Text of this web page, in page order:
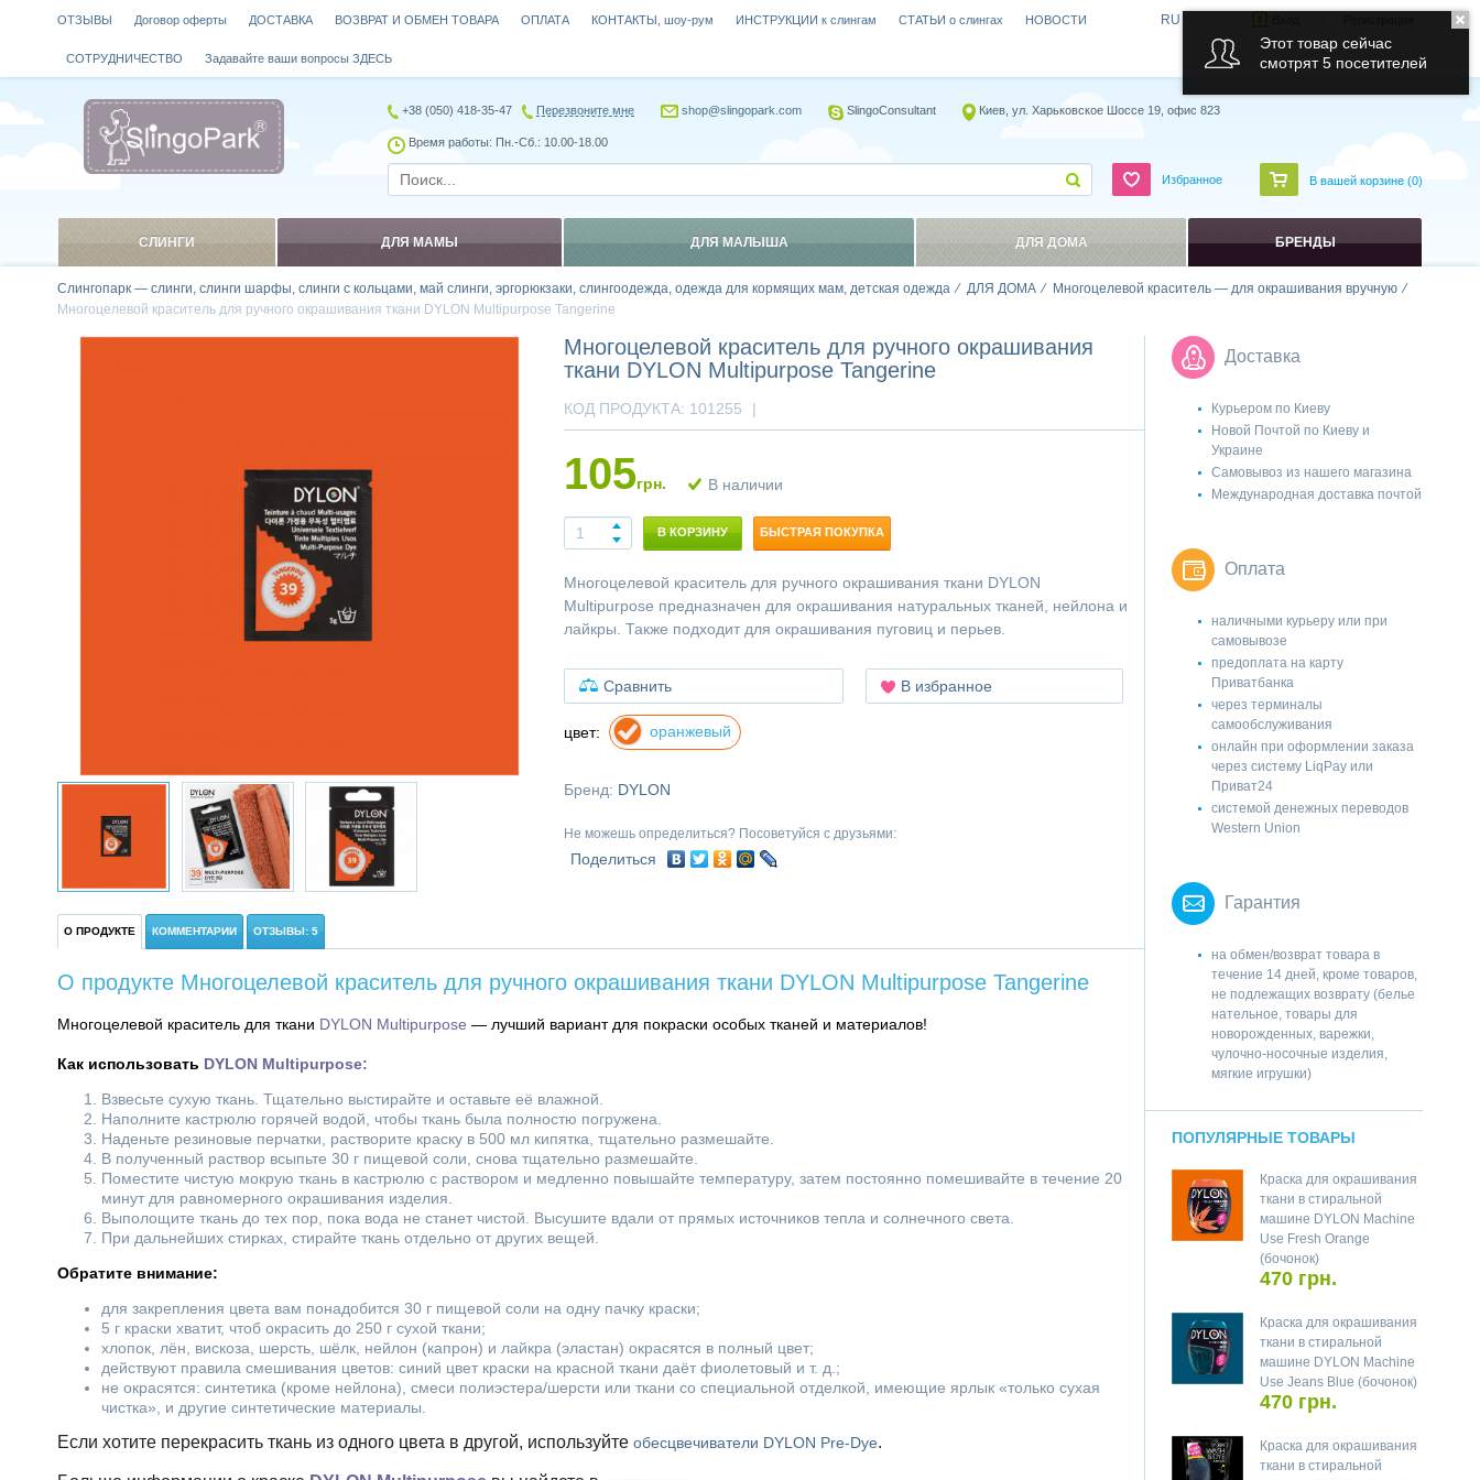
Слингопарк — слинги, слинги шарфы, слинги с кольцами, май слинги, эргорюкзаки, слингоодежда, одежда для кормящих мам, детская одежда ДЛЯ ДОМА
Многоцелевой краситель — для окрашивания вручную
Многоцелевой краситель для ручного окрашивания ткани DYLON Multipurpose Tangerine
Многоцелевой краситель для ручного окрашивания
ткани DYLON Multipurpose Tangerine
КОД ПРОДУКТА: 101255 |
105грн. В наличии
В КОРЗИНУ БЫСТРАЯ ПОКУПКА
Многоцелевой краситель для ручного окрашивания ткани DYLON
Multipurpose предназначен для окрашивания натуральных тканей, нейлона и
лайкры. Также подходит для окрашивания пуговиц и перьев.
Сравнить В избранное
цвет: оранжевый
Бренд: DYLON
Не можешь определиться? Посоветуйся с друзьями:
Поделиться
О ПРОДУКТЕ КОММЕНТАРИИ ОТЗЫВЫ: 5
О продукте Многоцелевой краситель для ручного окрашивания ткани DYLON Multipurpose Tangerine
Многоцелевой краситель для ткани DYLON Multipurpose — лучший вариант для покраски особых тканей и материалов!
Как использовать DYLON Multipurpose:
Взвесьте сухую ткань. Тщательно выстирайте и оставьте её влажной.
Наполните кастрюлю горячей водой, чтобы ткань была полностю погружена.
Наденьте резиновые перчатки, растворите краску в 500 мл кипятка, тщательно размешайте.
В полученный раствор всыпьте 30 г пищевой соли, снова тщательно размешайте.
Поместите чистую мокрую ткань в кастрюлю с раствором и медленно повышайте температуру, затем постоянно помешивайте в течение 20
минут для равномерного окрашивания изделия.
Выполощите ткань до тех пор, пока вода не станет чистой. Высушите вдали от прямых источников тепла и солнечного света.
При дальнейших стирках, стирайте ткань отдельно от других вещей.
Обратите внимание:
для закрепления цвета вам понадобится 30 г пищевой соли на одну пачку краски;
5 г краски хватит, чтоб окрасить до 250 г сухой ткани;
хлопок, лён, вискоза, шерсть, шёлк, нейлон (капрон) и лайкра (эластан) окрасятся в полный цвет;
действуют правила смешивания цветов: синий цвет краски на красной ткани даёт фиолетовый и т. д.;
не окрасятся: синтетика (кроме нейлона), смеси полиэстера/шерсти или ткани со специальной отделкой, имеющие ярлык «только сухая
чистка», и другие синтетические материалы.
Если хотите перекрасить ткань из одного цвета в другой, используйте обесцвечиватели DYLON Pre-Dye.
Доставка
Курьером по Киеву
Новой Почтой по Киеву и
Украине
Самовывоз из нашего магазина
Международная доставка почтой
Оплата
наличными курьеру или при
самовывозе
предоплата на карту
Приватбанка
через терминалы
самообслуживания
онлайн при оформлении заказа
через систему LiqPay или
Приват24
системой денежных переводов
Western Union
Гарантия
на обмен/возврат товара в
течение 14 дней, кроме товаров,
не подлежащих возврату (белье
нательное, товары для
новорожденных, варежки,
чулочно-носочные изделия,
мягкие игрушки)
ПОПУЛЯРНЫЕ ТОВАРЫ
Краска для окрашивания
ткани в стиральной
машине DYLON Machine
Use Fresh Orange
(бочонок)
470 грн.
Краска для окрашивания
ткани в стиральной
машине DYLON Machine
Use Jeans Blue (бочонок)
470 грн.
Краска для окрашивания
ткани в стиральной
ОТЗЫВЫ Договор оферты ДОСТАВКА ВОЗВРАТ И ОБМЕН ТОВАРА ОПЛАТА КОНТАКТЫ, шоу-рум ИНСТРУКЦИИ к слингам СТАТЬИ о слингах НОВОСТИ
СОТРУДНИЧЕСТВО Задавайте ваши вопросы ЗДЕСЬ
RU
+38 (050) 418-35-47 Перезвоните мне shop@slingopark.com SlingoConsultant Киев, ул. Харьковское Шоссе 19, офис 823
Время работы: Пн.-Сб.: 10.00-18.00
Избранное В вашей корзине (0)
СЛИНГИ ДЛЯ МАМЫ ДЛЯ МАЛЫША ДЛЯ ДОМА БРЕНДЫ
Этот товар сейчас
смотрят 5 посетителей